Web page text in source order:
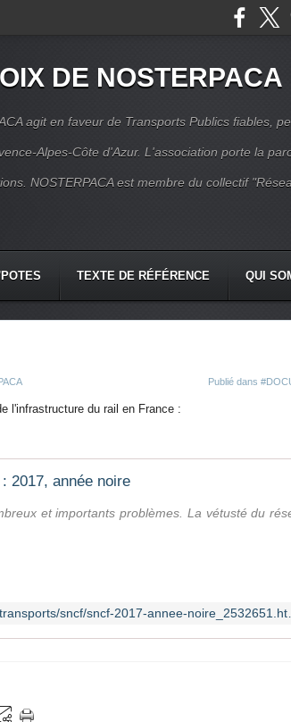
DE NOSTERPACA
agit en faveur de Transports Publics fiables,
Alpes-Côte d'Azur. L'association porte la
NOSTERPACA est membre du collectif
TEXTE DE RÉFÉRENCE QUI
Publié dans
l'infrastructure du rail en France :
2017, année noire
et importants problèmes. La vétusté du